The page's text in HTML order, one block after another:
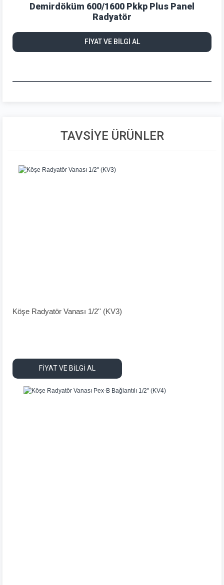
Demirdöküm 600/1600 Pkkp Plus Panel
Radyatör
FİYAT VE BİLGİ AL
TAVSİYE ÜRÜNLER
Köşe Radyatör Vanası 1/2'' (KV3)
FİYAT VE BİLGİ AL